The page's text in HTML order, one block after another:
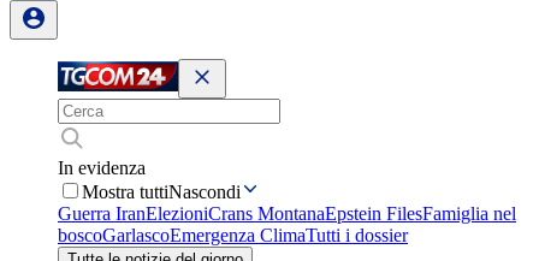
In evidenza
Mostra tuttiNascondi
Guerra IranElezioniCrans MontanaEpstein FilesFamiglia nel
boscoGarlascoEmergenza ClimaTutti i dossier